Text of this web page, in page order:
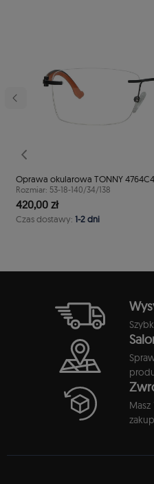
Poprzedni
Oprawa okularowa TONNY 4764C4
Rozmiar: 53-18-140/34/138
420,00 zł
Czas dostawy: 1-2 dni